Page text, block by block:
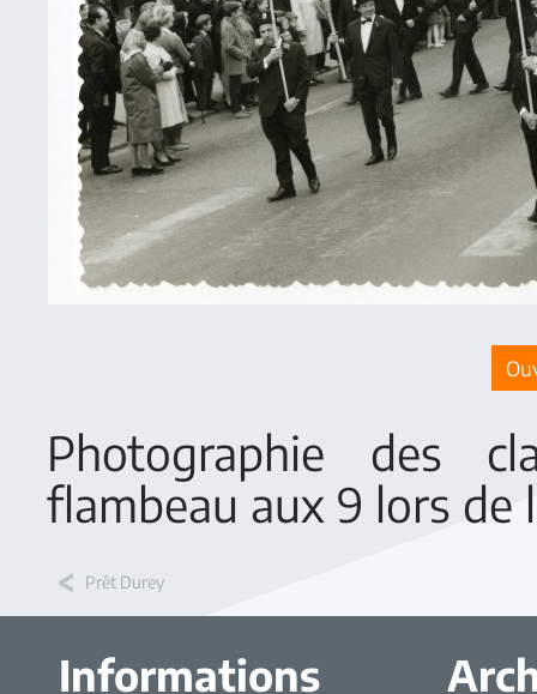
Photographie des
flambeau aux 9 lors de
Prêt Durey
Informations